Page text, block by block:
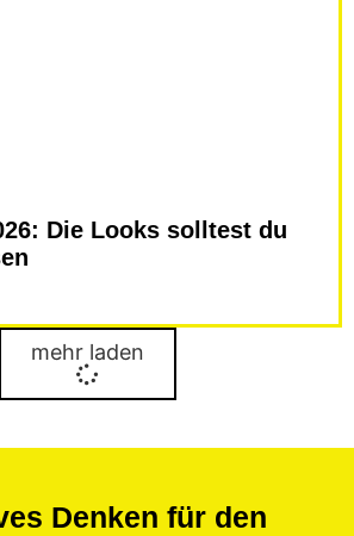
Die Looks solltest du
mehr laden
Denken für den